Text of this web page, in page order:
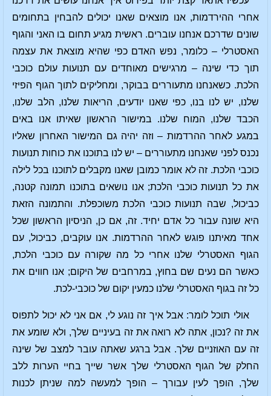
אחרי ההירדמות, אנו מוצאים שאנו יכולים להבחין בתחומים
שונים שדרכם אנחנו עוברים. ראשית מגיע תחום בו האני והגוף
האסטרלי – כלומר, נפש האדם כפי שהיא מוצאת את עצמה
תוך כדי שינה – מרגישים מאוחדים עם תנועות עולם כוכבי
הלכת. כשאנחנו מתעוררים בבוקר, ומחליקים לתוך הגוף הפיזי
שלנו, יש לנו בנו, כפי שאנו יודעים, הריאות שלנו, הלב שלנו,
הכבד שלנו, המוח שלנו. במישור הראשון שאיתו אנו באים
במגע לאחר ההרדמות – וזה יהיה גם המישור האחרון שאליו
נכנס לפני שאנחנו מתעוררים – יש לנו בתוכנו את כוחות תנועות
כוכבי הלכת. זה לא אומר כמובן שאנו מקבלים לתוכנו בכל לילה
את כל תנועות כוכבי הלכת; אנו נושאים בתוכנו תמונה קטנה,
כביכול, שבה תנועות כוכבי הלכת משוכפלת. והתמונה הזאת
היא שונה עבור כל אדם יחיד. זה, אם כן, הניסיון הראשון שכל
אחד מאיתנו פוגש לאחר ההרדמות. אנו עוקבים, כביכול, עם
הגוף האסטרלי שלנו אחרי כל מה שקורה עם כוכבי הלכת,
כאשר הם נעים שם בחוץ, במרחבים של היקום; אנו חווים את
כל זה בגוף האסטרלי שלנו כמעין יקום של כוכבי-לכת.
אולי תוכל לומר: אבל איך זה נוגע לי, אם אני לא יכול לתפוס
את זה ?נכון, אתה לא רואה את זה בעיניים שלך, ולא שומע את
זה עם האוזניים שלך. אבל ברגע שאתה עובר למצב של שינה
החלק של הגוף האסטרלי שלך אשר שייך בחיי הערות ללב
שלך, הופך לעין עבורך – הופך למעשה למה שניתן לכנות